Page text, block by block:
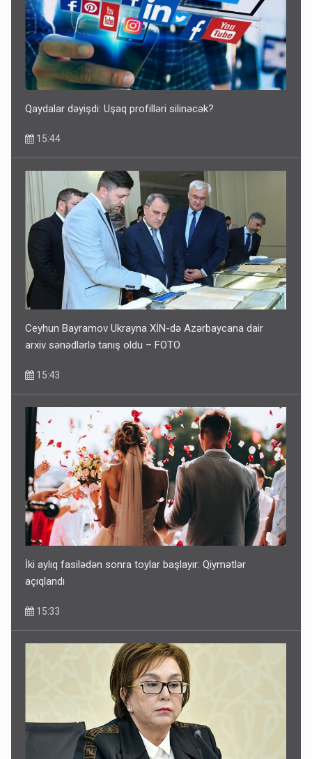
Qaydalar dəyişdi: Uşaq profilləri silinəcək?
15:44
Ceyhun Bayramov Ukrayna XİN-də Azərbaycana dair
arxiv sənədlərlə tanış oldu – FOTO
15:43
İki aylıq fasilədən sonra toylar başlayır: Qiymətlər
açıqlandı
15:33